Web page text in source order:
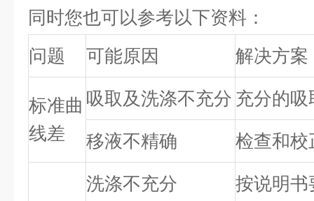
同时您也可以参考以下资料：
问题
可能原因 解决方案
标准曲
线差
吸取及洗涤不充分 充分的
移液不精确 检查和校
洗涤不充分 按说明书